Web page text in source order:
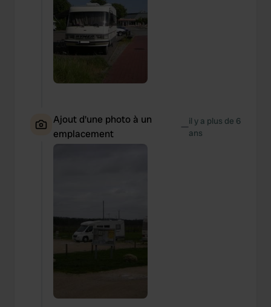
Ajout d'une photo à un
emplacement
—il y a plus de 6
ans